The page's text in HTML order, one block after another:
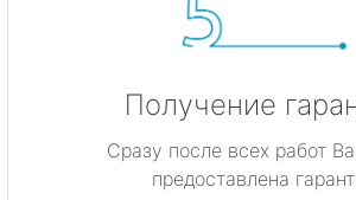
Получение
Сразу после всех работ
предоставлена